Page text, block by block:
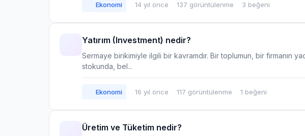
Ekonomi 14 yıl önce 137 görüntülenme 3 beğeni
Yatırım (Investment) nedir?
Sermaye birikimiyle ilgili bir kavramdır. Bir toplumun, bir firmanın
stokunda, bel...
Ekonomi 16 yıl önce 117 görüntülenme 1 beğeni
Üretim ve Tüketim nedir?